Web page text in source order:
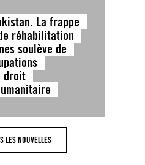
La frappe
réhabilitation
soulève de
droit
LES NOUVELLES